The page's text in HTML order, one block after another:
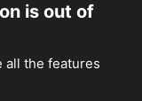
is out of
all the features